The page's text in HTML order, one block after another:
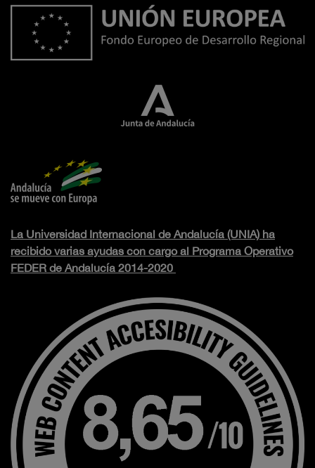
La Universidad Internacional de Andalucía (UNIA) ha
recibido varias ayudas con cargo al Programa Operativo
FEDER de Andalucía 2014-2020